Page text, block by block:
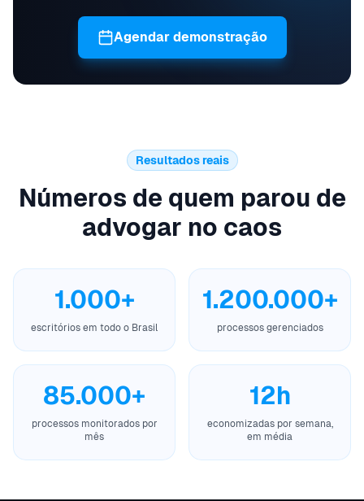
Agendar demonstração
Resultados reais
Números de quem parou de
advogar no caos
1.000+
escritórios em todo o Brasil
1.200.000+
processos gerenciados
85.000+
processos monitorados por
mês
12h
economizadas por semana,
em média